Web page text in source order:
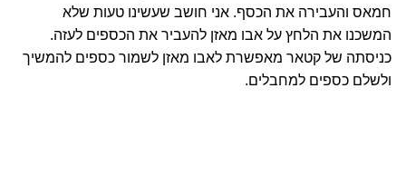
חמאס והעבירה את הכסף. אני חושב שעשינו טעות שלא
המשכנו את הלחץ על אבו מאזן להעביר את הכספים לעזה.
כניסתה של קטאר מאפשרת לאבו מאזן לשמור כספים להמשיך
ולשלם כספים למחבלים.